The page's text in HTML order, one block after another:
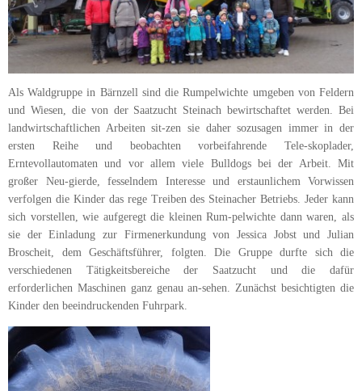
Als Waldgruppe in Bärnzell sind die Rumpelwichte umgeben von Feldern
und Wiesen, die von der Saatzucht Steinach bewirtschaftet werden. Bei
landwirtschaftlichen Arbeiten sit-zen sie daher sozusagen immer in der
ersten Reihe und beobachten vorbeifahrende Tele-skoplader,
Erntevollautomaten und vor allem viele Bulldogs bei der Arbeit. Mit
großer Neu-gierde, fesselndem Interesse und erstaunlichem Vorwissen
verfolgen die Kinder das rege Treiben des Steinacher Betriebs. Jeder kann
sich vorstellen, wie aufgeregt die kleinen Rum-pelwichte dann waren, als
sie der Einladung zur Firmenerkundung von Jessica Jobst und Julian
Broscheit, dem Geschäftsführer, folgten. Die Gruppe durfte sich die
verschiedenen Tätigkeitsbereiche der Saatzucht und die dafür
erforderlichen Maschinen ganz genau an-sehen. Zunächst besichtigten die
Kinder den beeindruckenden Fuhrpark.